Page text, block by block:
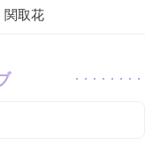
関取花